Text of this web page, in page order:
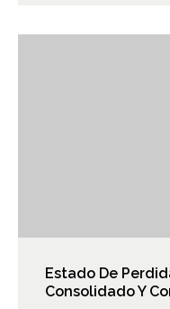
Estado De
Consolidado Y